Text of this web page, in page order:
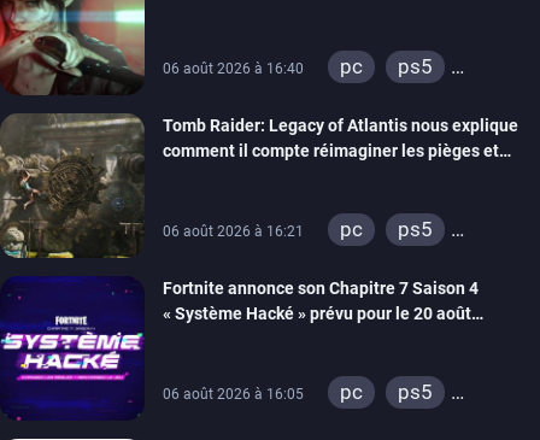
06 août 2026 à 16:40 pc
ps5
switch 2
Tomb Raider: Legacy of Atlantis nous explique
comment il compte réimaginer les pièges et
06 août 2026 à 16:21 pc
ps5
switch 2
Fortnite annonce son Chapitre 7 Saison 4
« Système Hacké » prévu pour le 20 août
06 août 2026 à 16:05 pc
ps5